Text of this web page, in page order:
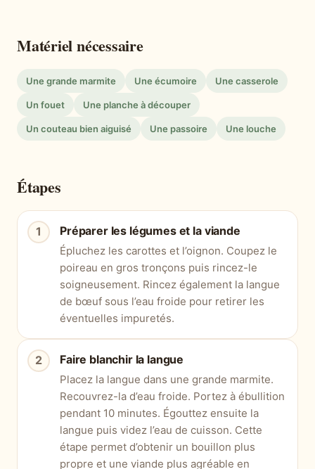
Matériel nécessaire
Une grande marmite Une écumoire Une casserole
Un fouet Une planche à découper
Un couteau bien aiguisé Une passoire Une louche
Étapes
Préparer les légumes et la viande
Épluchez les carottes et l’oignon. Coupez le
poireau en gros tronçons puis rincez-le
soigneusement. Rincez également la langue
de bœuf sous l’eau froide pour retirer les
éventuelles impuretés.
Faire blanchir la langue
Placez la langue dans une grande marmite.
Recouvrez-la d’eau froide. Portez à ébullition
pendant 10 minutes. Égouttez ensuite la
langue puis videz l’eau de cuisson. Cette
étape permet d’obtenir un bouillon plus
propre et une viande plus agréable en